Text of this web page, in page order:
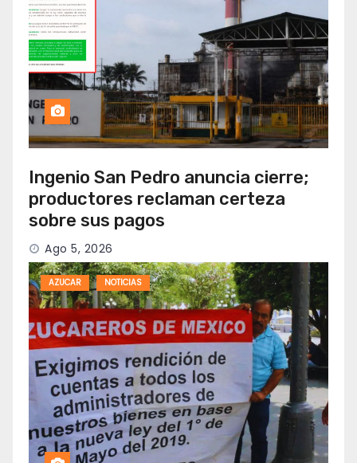
Ingenio San Pedro anuncia cierre;
productores reclaman certeza
sobre sus pagos
Ago 5, 2026
AZUCAR NOTICIAS